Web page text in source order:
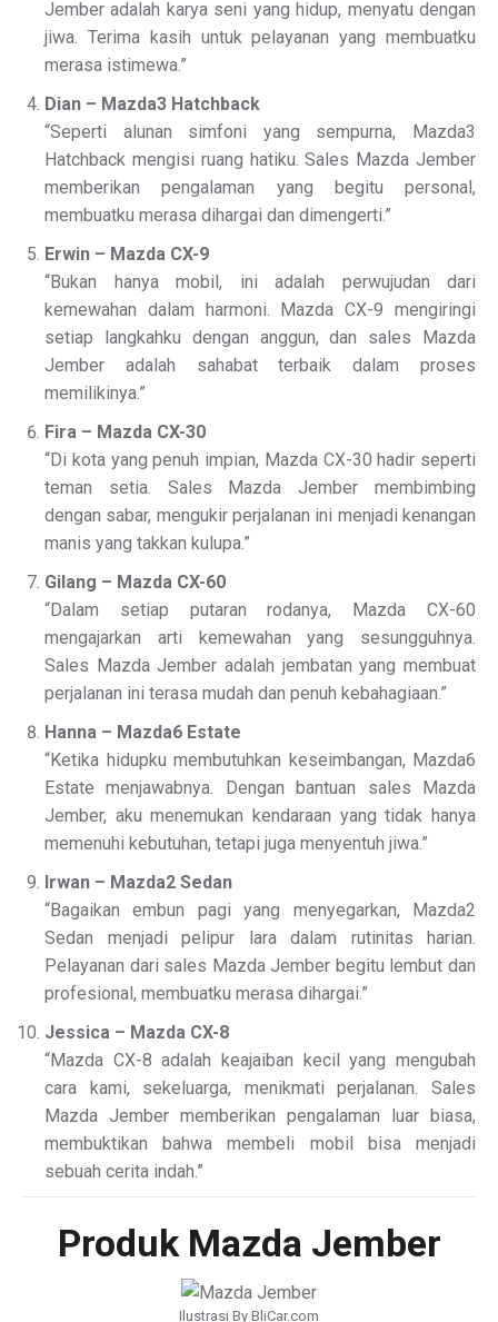
Jember adalah karya seni yang hidup, menyatu dengan
jiwa. Terima kasih untuk pelayanan yang membuatku
merasa istimewa.”
Dian – Mazda3 Hatchback
“Seperti alunan simfoni yang sempurna, Mazda3
Hatchback mengisi ruang hatiku. Sales Mazda Jember
memberikan pengalaman yang begitu personal,
membuatku merasa dihargai dan dimengerti.”
Erwin – Mazda CX-9
“Bukan hanya mobil, ini adalah perwujudan dari
kemewahan dalam harmoni. Mazda CX-9 mengiringi
setiap langkahku dengan anggun, dan sales Mazda
Jember adalah sahabat terbaik dalam proses
memilikinya.”
Fira – Mazda CX-30
“Di kota yang penuh impian, Mazda CX-30 hadir seperti
teman setia. Sales Mazda Jember membimbing
dengan sabar, mengukir perjalanan ini menjadi kenangan
manis yang takkan kulupa.”
Gilang – Mazda CX-60
“Dalam setiap putaran rodanya, Mazda CX-60
mengajarkan arti kemewahan yang sesungguhnya.
Sales Mazda Jember adalah jembatan yang membuat
perjalanan ini terasa mudah dan penuh kebahagiaan.”
Hanna – Mazda6 Estate
“Ketika hidupku membutuhkan keseimbangan, Mazda6
Estate menjawabnya. Dengan bantuan sales Mazda
Jember, aku menemukan kendaraan yang tidak hanya
memenuhi kebutuhan, tetapi juga menyentuh jiwa.”
Irwan – Mazda2 Sedan
“Bagaikan embun pagi yang menyegarkan, Mazda2
Sedan menjadi pelipur lara dalam rutinitas harian.
Pelayanan dari sales Mazda Jember begitu lembut dan
profesional, membuatku merasa dihargai.”
Jessica – Mazda CX-8
“Mazda CX-8 adalah keajaiban kecil yang mengubah
cara kami, sekeluarga, menikmati perjalanan. Sales
Mazda Jember memberikan pengalaman luar biasa,
membuktikan bahwa membeli mobil bisa menjadi
sebuah cerita indah.”
Produk Mazda Jember
Ilustrasi By BliCar.com